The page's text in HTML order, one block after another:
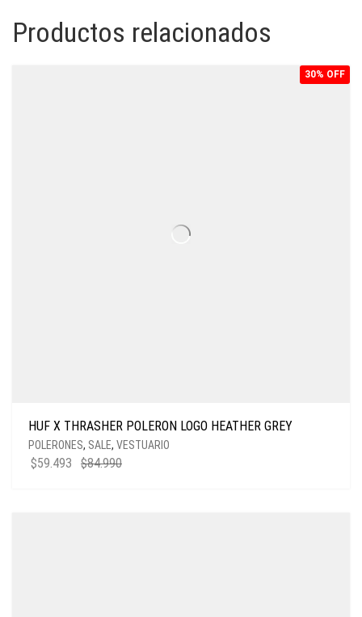
Productos relacionados
30% OFF
HUF X THRASHER POLERON LOGO HEATHER GREY
POLERONES, SALE, VESTUARIO
$84.990
$59.493